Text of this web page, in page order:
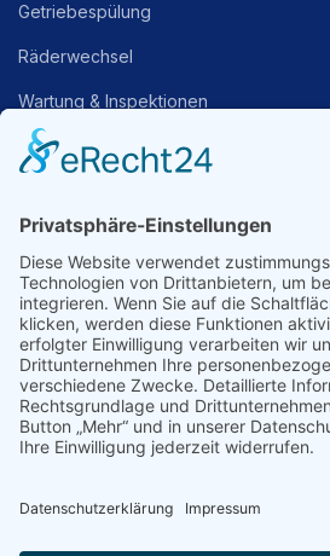
Getriebespülung
Räderwechsel
Wartung & Inspektionen
Lackierung
Blechreparaturen
Ersatzteilverkauf
Mobilitätsgarantie
Achsvermessung